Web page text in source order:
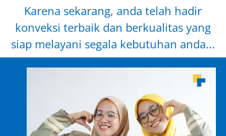
Karena sekarang, anda telah hadir
konveksi terbaik dan berkualitas yang
siap melayani segala kebutuhan anda...